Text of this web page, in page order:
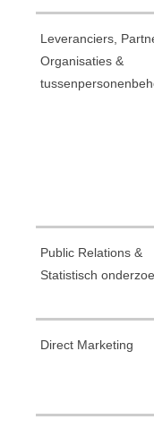
Leveranciers,
Organisaties &
Public Relations &
Statistisch
Direct Marketing